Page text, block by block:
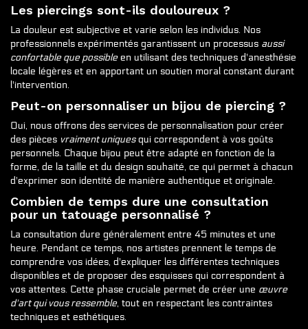
Les piercings sont-ils douloureux ?
La douleur est subjective et varie selon les individus. Nos
professionnels expérimentés garantissent un processus aussi
confortable que possibleen utilisant des techniques d'anesthésie
locale légères et en apportant un soutien moral constant durant
l'intervention.
Peut-on personnaliser un bijou de piercing ?
Oui, nous offrons des services de personnalisation pour créer
des pièces vraiment uniquesqui correspondent à vos goûts
personnels. Chaque bijou peut être adapté en fonction de la
forme, de la taille et du design souhaité, ce qui permet à chacun
d'exprimer son identité de manière authentique et originale.
Combien de temps dure une consultation
pour un tatouage personnalisé ?
La consultation dure généralement entre 45 minutes et une
heure. Pendant ce temps, nos artistes prennent le temps de
comprendre vos idées, d'expliquer les différentes techniques
disponibles et de proposer des esquisses qui correspondent à
vos attentes. Cette phase cruciale permet de créer une œuvre
d'art qui vous ressemble, tout en respectant les contraintes
techniques et esthétiques.